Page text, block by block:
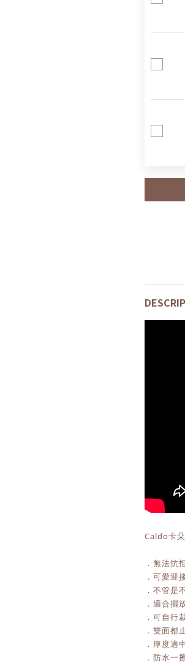
Caldo卡
．無法抗
．可愛迎
．不管是
．適合擺
．可自行
．雙面都
．厚度適
．防水一